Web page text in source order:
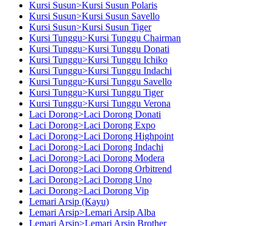
Kursi Susun>Kursi Susun Polaris
Kursi Susun>Kursi Susun Savello
Kursi Susun>Kursi Susun Tiger
Kursi Tunggu>Kursi Tunggu Chairman
Kursi Tunggu>Kursi Tunggu Donati
Kursi Tunggu>Kursi Tunggu Ichiko
Kursi Tunggu>Kursi Tunggu Indachi
Kursi Tunggu>Kursi Tunggu Savello
Kursi Tunggu>Kursi Tunggu Tiger
Kursi Tunggu>Kursi Tunggu Verona
Laci Dorong>Laci Dorong Donati
Laci Dorong>Laci Dorong Expo
Laci Dorong>Laci Dorong Highpoint
Laci Dorong>Laci Dorong Indachi
Laci Dorong>Laci Dorong Modera
Laci Dorong>Laci Dorong Orbitrend
Laci Dorong>Laci Dorong Uno
Laci Dorong>Laci Dorong Vip
Lemari Arsip (Kayu)
Lemari Arsip>Lemari Arsip Alba
Lemari Arsip>Lemari Arsip Brother